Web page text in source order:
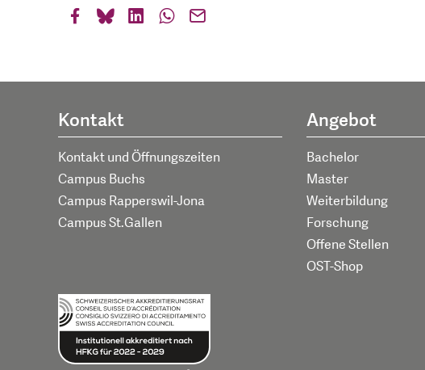
Kontakt
Kontakt und Öffnungszeiten
Campus Buchs
Campus Rapperswil-Jona
Campus St.Gallen
Angebot
Bachelor
Master
Weiterbildung
Forschung
Offene Stellen
OST-Shop